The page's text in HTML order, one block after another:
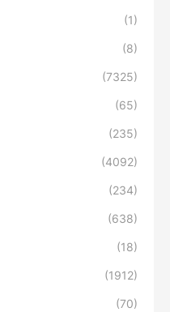
(1)
(8)
(7325)
(65)
(235)
(4092)
(234)
(638)
(18)
(1912)
(70)